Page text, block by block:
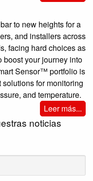
to new heights for a
and installers across
facing hard choices as
boost your journey into
Sensor™ portfolio is
for monitoring
and temperature.
Leer más...
noticias